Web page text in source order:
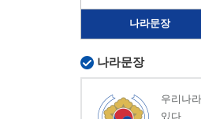
나라문장
나라문장
우리나
있다.